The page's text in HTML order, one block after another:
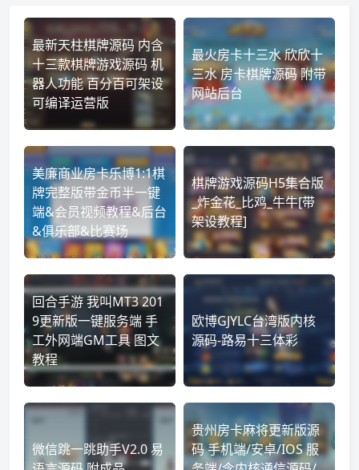
最新天柱棋牌源码 内含
十三款棋牌游戏源码 机
器人功能 百分百可架设
可编译运营版
最火房卡十三水 欣欣十
三水 房卡棋牌源码 附带
网站后台
美廉商业房卡乐博1:1棋
牌完整版带金币半一键
端&会员视频教程&后台
&俱乐部&比赛场
棋牌游戏源码H5集合版
_炸金花_比鸡_牛牛[带
架设教程]
回合手游 我叫MT3 201
9更新版一键服务端 手
工外网端GM工具 图文
教程
欧博GJYLC台湾版内核
源码-路易十三体彩
微信跳一跳助手V2.0 易
贵州房卡麻将更新版源
码 手机端/安卓/IOS 服